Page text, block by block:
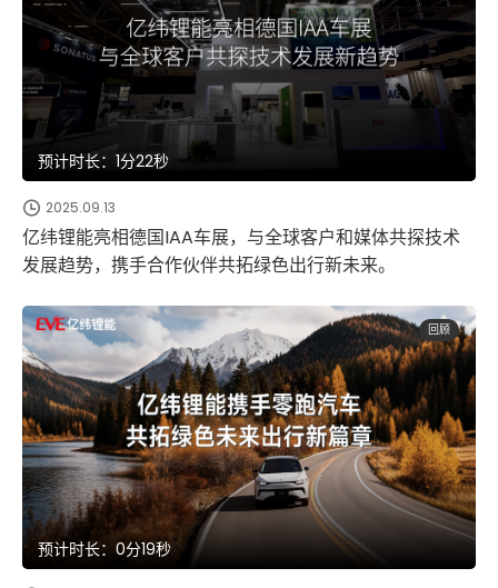
预计时长：1分22秒
2025.09.13
亿纬锂能亮相德国IAA车展，与全球客户和媒体共探技术
发展趋势，携手合作伙伴共拓绿色出行新未来。
回顾
预计时长：0分19秒